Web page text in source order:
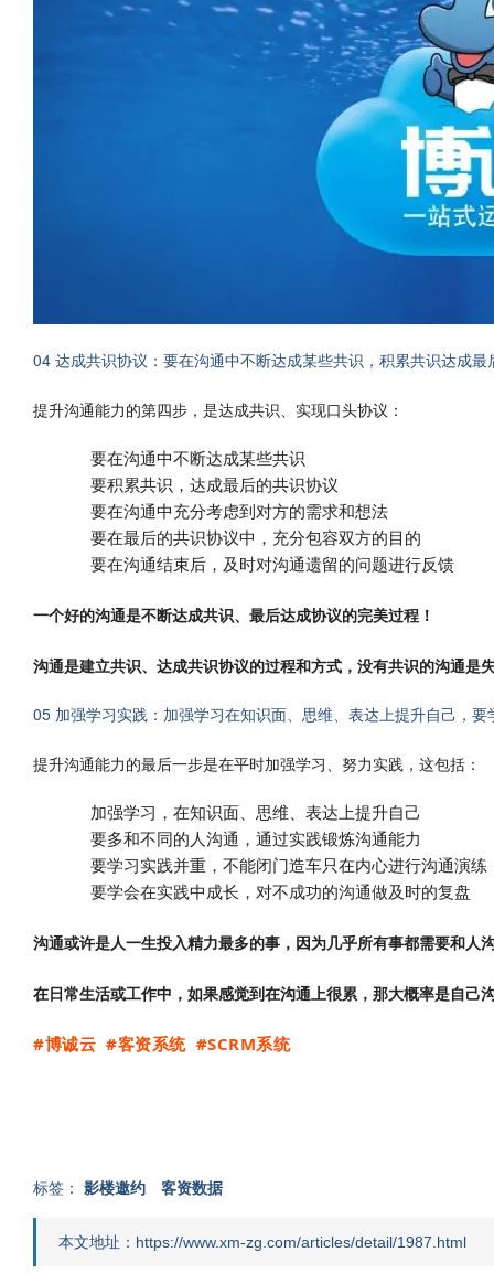
04 达成共识协议：要在沟通中不断达成某些共识，积累共识达成最
提升沟通能力的第四步，是达成共识、实现口头协议：
要在沟通中不断达成某些共识
要积累共识，达成最后的共识协议
要在沟通中充分考虑到对方的需求和想法
要在最后的共识协议中，充分包容双方的目的
要在沟通结束后，及时对沟通遗留的问题进行反馈
一个好的沟通是不断达成共识、最后达成协议的完美过程！
沟通是建立共识、达成共识协议的过程和方式，没有共识的沟通是
05 加强学习实践：加强学习在知识面、思维、表达上提升自己，要
提升沟通能力的最后一步是在平时加强学习、努力实践，这包括：
加强学习，在知识面、思维、表达上提升自己
要多和不同的人沟通，通过实践锻炼沟通能力
要学习实践并重，不能闭门造车只在内心进行沟通演练
要学会在实践中成长，对不成功的沟通做及时的复盘
沟通或许是人一生投入精力最多的事，因为几乎所有事都需要和人
在日常生活或工作中，如果感觉到在沟通上很累，那大概率是自
#博诚云 #客资系统 #SCRM系统
标签： 影楼邀约 客资数据
本文地址：https://www.xm-zg.com/articles/detail/1987.html